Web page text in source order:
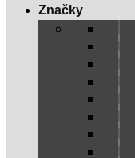
Značky